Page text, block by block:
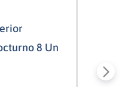
8 Un